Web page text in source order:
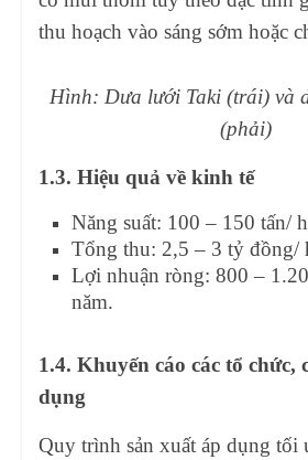
thu hoạch vào sáng sớm hoặc
Hình: Dưa lưới Taki (trái) và
(phải)
1.3. Hiệu quả về kinh tế
Năng suất: 100 – 150 tấn/
Tổng thu: 2,5 – 3 tỷ đồng/
Lợi nhuận ròng: 800 –
năm.
1.4. Khuyến cáo các tổ chức,
dụng
Quy trình sản xuất áp dụng tối